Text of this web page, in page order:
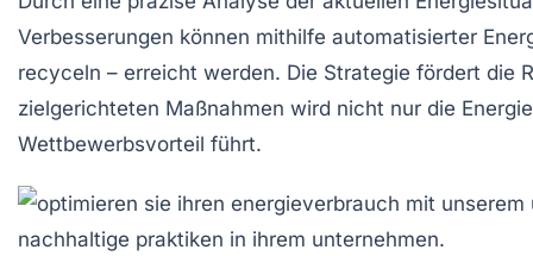
Verbesserungen können mithilfe automatisierter
recyceln – erreicht werden. Die Strategie fördert die
zielgerichteten Maßnahmen wird nicht nur die
Wettbewerbsvorteil führt.